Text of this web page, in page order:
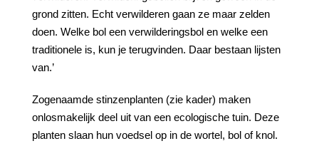
grond zitten. Echt verwilderen gaan ze maar zelden
doen. Welke bol een verwilderingsbol en welke een
traditionele is, kun je terugvinden. Daar bestaan lijsten
van.’
Zogenaamde stinzenplanten (zie kader) maken
onlosmakelijk deel uit van een ecologische tuin. Deze
planten slaan hun voedsel op in de wortel, bol of knol.